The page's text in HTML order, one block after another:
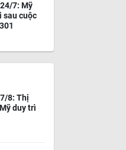
7: Mỹ
sau cuộc
8: Thị
duy trì